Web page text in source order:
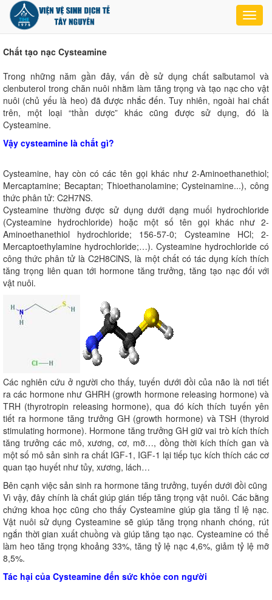
Chất tạo nạc Cysteamine
Trong những năm gần đây, vấn đề sử dụng chất salbutamol và
clenbuterol trong chăn nuôi nhằm làm tăng trọng và tạo nạc cho vật
nuôi (chủ yếu là heo) đã được nhắc đến. Tuy nhiên, ngoài hai chất
trên, một loại “thần dược” khác cũng được sử dụng, đó là
Cysteamine.
Vậy cysteamine là chất gì?
Cysteamine, hay còn có các tên gọi khác như 2-Aminoethanethiol;
Mercaptamine; Becaptan; Thioethanolamine; Cysteinamine...), công
thức phân tử: C2H7NS.
Cysteamine thường được sử dụng dưới dạng muối hydrochloride
(Cysteamine hydrochloride) hoặc một số tên gọi khác như 2-
Aminoethanethiol hydrochloride; 156-57-0; Cysteamine HCl; 2-
Mercaptoethylamine hydrochloride;…). Cysteamine hydrochloride có
công thức phân tử là C2H8ClNS, là một chất có tác dụng kích thích
tăng trọng liên quan tới hormone tăng trưởng, tăng tạo nạc đối với
vật nuôi.
Các nghiên cứu ở người cho thấy, tuyến dưới đồi của não là nơi tiết
ra các hormone như GHRH (growth hormone releasing hormone) và
TRH (thyrotropin releasing hormone), qua đó kích thích tuyến yên
tiết ra hormone tăng trưởng GH (growth hormone) và TSH (thyroid
stimulating hormone). Hormone tăng trưởng GH giữ vai trò kích thích
tăng trưởng các mô, xương, cơ, mỡ…, đồng thời kích thích gan và
một số mô sản sinh ra chất IGF-1, IGF-1 lại tiếp tục kích thích các cơ
quan tạo huyết như tủy, xương, lách…
Bên cạnh việc sản sinh ra hormone tăng trưởng, tuyến dưới đồi
Vì vậy, đây chính là chất giúp gián tiếp tăng trọng vật nuôi. Các bằng
chứng khoa học cũng cho thấy Cysteamine giúp gia tăng tỉ lệ nạc.
Vật nuôi sử dụng Cysteamine sẽ giúp tăng trọng nhanh chóng, rút
ngắn thời gian xuất chuồng và giúp tăng tạo nạc. Cysteamine có thể
làm heo tăng trọng khoảng 33%, tăng tỷ lệ nạc 4,6%, giảm tỷ lệ mỡ
8,5%.
Tác hại của Cysteamine đến sức khỏe con người